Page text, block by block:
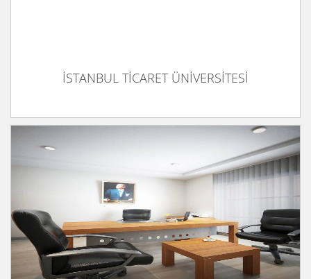
İSTANBUL TİCARET ÜNİVERSİTESİ
İTÜ SÜTLÜCE KAMPÜS